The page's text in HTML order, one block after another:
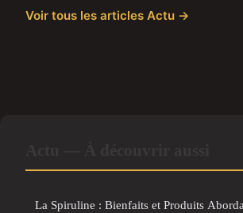
Voir tous les articles Actu →
La Spiruline : Bienfaits et Produits